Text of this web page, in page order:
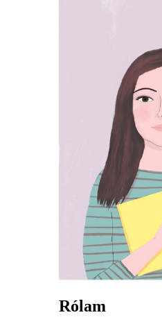
Rólam